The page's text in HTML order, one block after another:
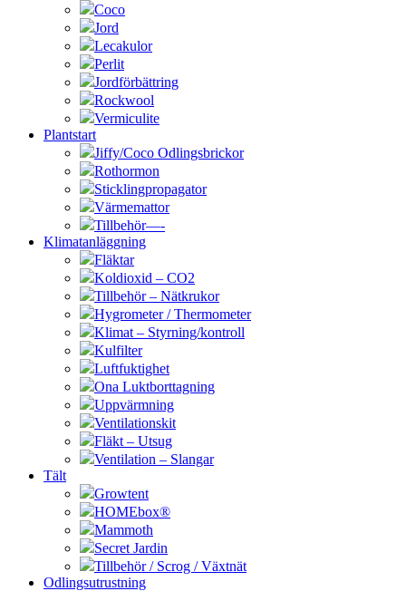
Coco
Jord
Lecakulor
Perlit
Jordförbättring
Rockwool
Vermiculite
Plantstart
Jiffy/Coco Odlingsbrickor
Rothormon
Sticklingpropagator
Värmemattor
Tillbehör—-
Klimatanläggning
Fläktar
Koldioxid – CO2
Tillbehör – Nätkrukor
Hygrometer / Thermometer
Klimat – Styrning/kontroll
Kulfilter
Luftfuktighet
Ona Luktborttagning
Uppvärmning
Ventilationskit
Fläkt – Utsug
Ventilation – Slangar
Tält
Growtent
HOMEbox®
Mammoth
Secret Jardin
Tillbehör / Scrog / Växtnät
Odlingsutrustning